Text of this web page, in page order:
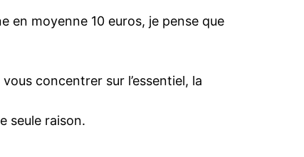
en moyenne 10 euros, je pense que
concentrer sur l’essentiel, la
seule raison.